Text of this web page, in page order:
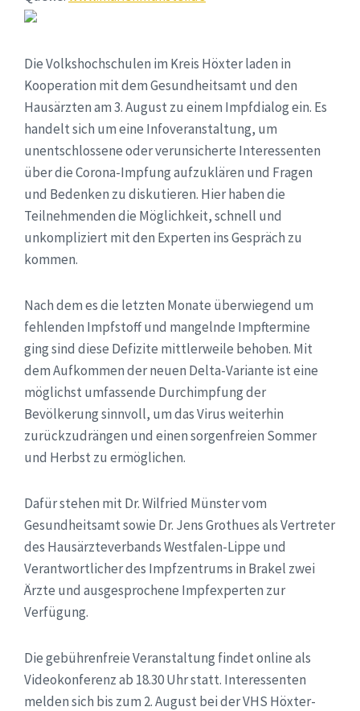
Die Volkshochschulen im Kreis Höxter laden in
Kooperation mit dem Gesundheitsamt und den
Hausärzten am 3. August zu einem Impfdialog ein. Es
handelt sich um eine Infoveranstaltung, um
unentschlossene oder verunsicherte Interessenten
über die Corona-Impfung aufzuklären und Fragen
und Bedenken zu diskutieren. Hier haben die
Teilnehmenden die Möglichkeit, schnell und
unkompliziert mit den Experten ins Gespräch zu
kommen.
Nach dem es die letzten Monate überwiegend um
fehlenden Impfstoff und mangelnde Impftermine
ging sind diese Defizite mittlerweile behoben. Mit
dem Aufkommen der neuen Delta-Variante ist eine
möglichst umfassende Durchimpfung der
Bevölkerung sinnvoll, um das Virus weiterhin
zurückzudrängen und einen sorgenfreien Sommer
und Herbst zu ermöglichen.
Dafür stehen mit Dr. Wilfried Münster vom
Gesundheitsamt sowie Dr. Jens Grothues als Vertreter
des Hausärzteverbands Westfalen-Lippe und
Verantwortlicher des Impfzentrums in Brakel zwei
Ärzte und ausgesprochene Impfexperten zur
Verfügung.
Die gebührenfreie Veranstaltung findet online als
Videokonferenz ab 18.30 Uhr statt. Interessenten
melden sich bis zum 2. August bei der VHS Höxter-